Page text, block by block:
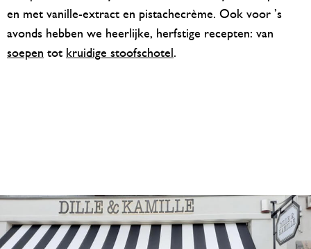
en met vanille-extract en pistachecrème. Ook voor ’s
avonds hebben we heerlijke, herfstige recepten: van
soepen tot kruidige stoofschotel .